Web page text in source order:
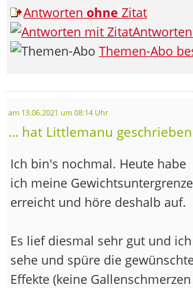
Antworten ohne Zitat
Antworten
Themen-Abo
am 13.06.2021 um 08:14 Uhr
... hat Littlemanu
Ich bin's nochmal. Heute habe
ich meine Gewichtsuntergrenze
erreicht und höre deshalb auf.
Es lief diesmal sehr gut und ich
sehe und spüre die
Effekte (keine Gallenschmerzen